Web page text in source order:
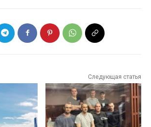
Следующая статья